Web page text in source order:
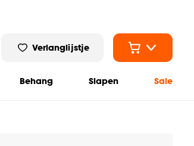
Verlanglijstje
Behang Slapen Sale